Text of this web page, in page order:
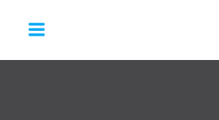
Inhalt